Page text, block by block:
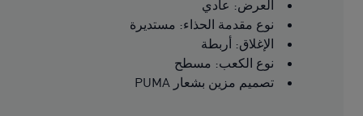
العرض: عادي
نوع مقدمة الحذاء: مستديرة
الإغلاق: أربطة
نوع الكعب: مسطح
تصميم مزين بشعار PUMA